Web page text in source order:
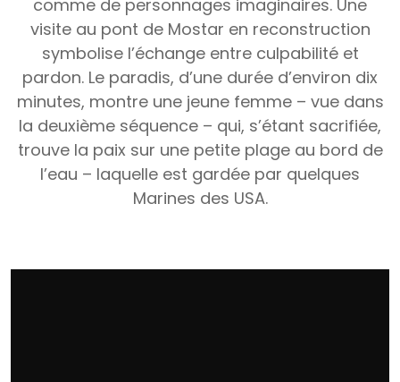
comme de personnages imaginaires. Une
visite au pont de Mostar en reconstruction
symbolise l’échange entre culpabilité et
pardon. Le paradis, d’une durée d’environ dix
minutes, montre une jeune femme – vue dans
la deuxième séquence – qui, s’étant sacrifiée,
trouve la paix sur une petite plage au bord de
l’eau – laquelle est gardée par quelques
Marines des USA.